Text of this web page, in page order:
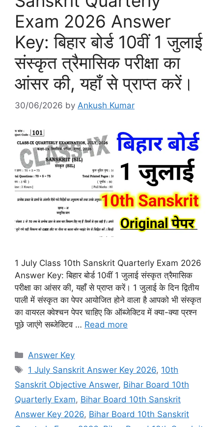
Exam 2026 Answer
Key: बिहार बोर्ड 10वीं 1 जुलाई
संस्कृत त्रैमासिक परीक्षा का
आंसर की, यहाँ से प्राप्त करें।
30/06/2026 by Ankush Kumar
1 July Class 10th Sanskrit Quarterly Exam 2026
Answer Key: बिहार बोर्ड 10वीं 1 जुलाई संस्कृत त्रैमासिक
परीक्षा का आंसर की, यहाँ से प्राप्त करें। 1 जुलाई के दिन द्वितीय
पाली में संस्कृत का पेपर आयोजित होने वाला है आपको भी संस्कृत
का वायरल क्वेश्चन पेपर चाहिए कि ऑब्जेक्टिव में क्या-क्या प्रश्न
पूछे जाएंगे सब्जेक्टिव … Read more
Categories
Answer Key
Tags
1 July Sanskrit Answer Key 2026, 10th
Sanskrit Objective Answer, Bihar Board 10th
Quarterly Exam, Bihar Board 10th Sanskrit
Answer Key 2026, Bihar Board 10th Sanskrit